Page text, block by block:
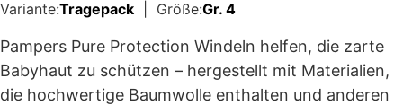
Variante:Tragepack | Größe:Gr. 4
Pampers Pure Protection Windeln helfen, die zarte
Babyhaut zu schützen – hergestellt mit Materialien,
die hochwertige Baumwolle enthalten und anderen